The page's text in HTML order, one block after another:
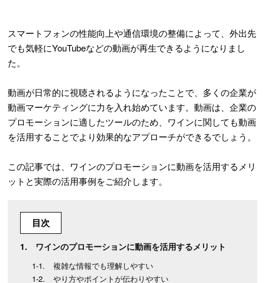
スマートフォンの性能向上や通信環境の整備によって、外出先
でも気軽にYouTubeなどの動画が再生できるようになりまし
た。
動画が日常的に視聴されるようになったことで、多くの企業が
動画マーケティングに力を入れ始めています。動画は、企業の
プロモーションに適したツールのため、ワインに関しても動画
を活用することでより効果的なアプローチができるでしょう。
この記事では、ワインのプロモーションに動画を活用するメリ
ットと実際の活用事例をご紹介します。
目次
ワインのプロモーションに動画を活用するメリット
複雑な情報でも理解しやすい
やり方やポイントが伝わりやすい